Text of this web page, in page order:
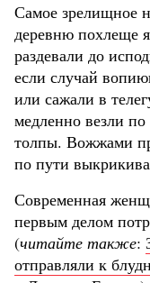
Самое зрелищное
деревню похлеще
раздевали до
если случай
или сажали в
медленно везли
толпы. Вожжами
по пути
Современная
первым делом
(читайте также:
отправляли к